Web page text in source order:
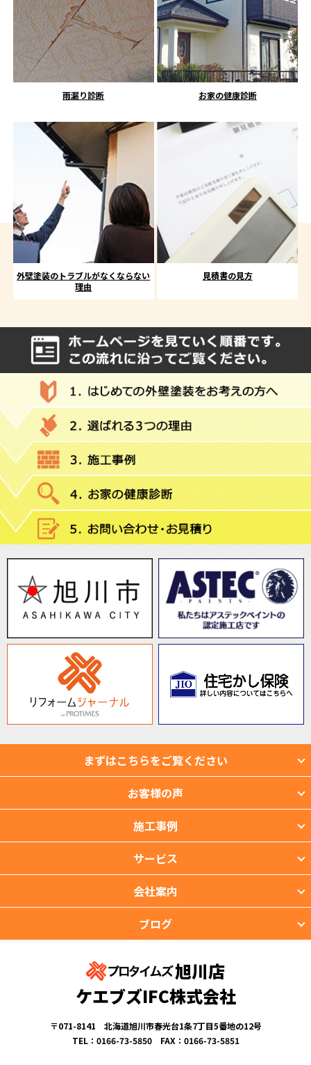
雨漏り診断 お家の健康診断
外壁塗装のトラブルがなくならない
理由
見積書の見方
まずはこちらをご覧ください
お客様の声
施工事例
サービス
会社案内
ブログ
旭川店
ケエブズIFC株式会社
〒071-8141 北海道旭川市春光台1条7丁目5番地の12号
TEL：0166-73-5850 FAX：0166-73-5851